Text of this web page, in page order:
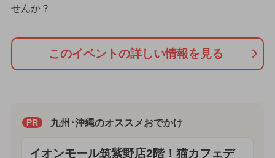
せんか？
このイベントの詳しい情報を見る
PR 九州･沖縄のオススメおでかけ
イオンモール筑紫野店2階！猫カフェデ